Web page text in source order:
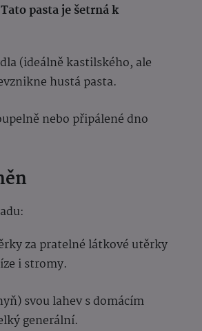
pasta je šetrná k
(ideálně kastilského, ale
hustá pasta.
nebo připálené dno
za pratelné látkové utěrky
i stromy.
svou lahev s domácím
generální.